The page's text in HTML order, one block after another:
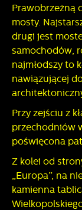
Prawobrzeżną
mosty.
drugi jest
samochodów,
najmłodszy to
nawiązującej
Przy zejściu z
przechodniów
poświęcona
Z kolei od
„Europa”, na
kamienna
częstotliwości, z
Dane pozwalają
internetowych
użytkowników.
formie
pliki cookies
funkcjonalności.
Reklamowe
Dzięki
najciekawsze
partnerów.
Promocyjne pliki
naszych
upodobań oraz
przeglądanej
pojawić się na
będących
Firmy te
nasze treści w
mediów
Więcej